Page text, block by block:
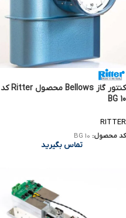
کنتور گاز Bellows محصول Ritter کد
BG 10
RITTER
کد محصول: BG 10
تماس بگیرید